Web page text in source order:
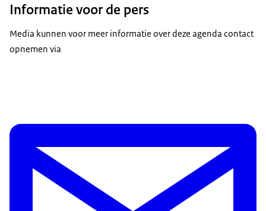
Informatie voor de pers
Media kunnen voor meer informatie over deze agenda contact
opnemen via